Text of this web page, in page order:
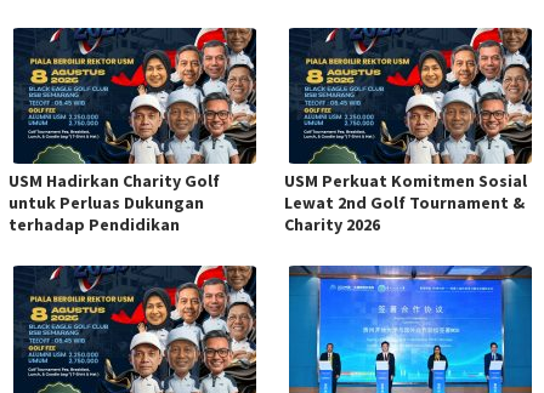
USM Hadirkan Charity Golf
untuk Perluas Dukungan
terhadap Pendidikan
USM Perkuat Komitmen Sosial
Lewat 2nd Golf Tournament &
Charity 2026